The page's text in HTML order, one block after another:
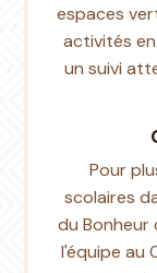
espaces
activités
un suivi
Pour
scolaires
du Bonheur
l'équipe au